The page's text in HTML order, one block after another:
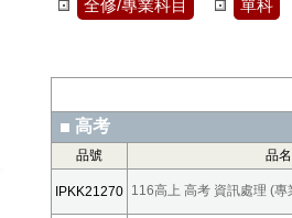
全修/專業科目 單科
高考
品號 品名
IPKK21270 116高上 高考 資訊處理 (專